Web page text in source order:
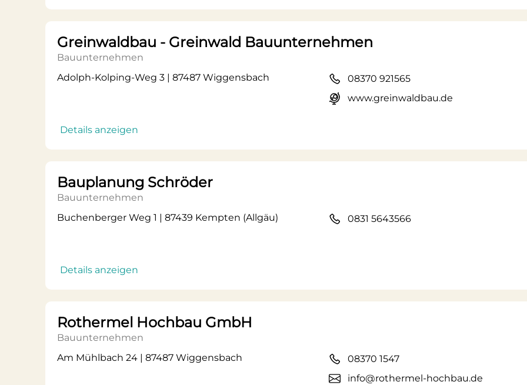
Greinwaldbau - Greinwald Bauunternehmen
Bauunternehmen
Adolph-Kolping-Weg 3 | 87487 Wiggensbach
Details anzeigen
08370 921565
www.greinwaldbau.de
Bauplanung Schröder
Bauunternehmen
Buchenberger Weg 1 | 87439 Kempten (Allgäu)
Details anzeigen
0831 5643566
Rothermel Hochbau GmbH
Bauunternehmen
Am Mühlbach 24 | 87487 Wiggensbach
08370 1547
info@rothermel-hochbau.de